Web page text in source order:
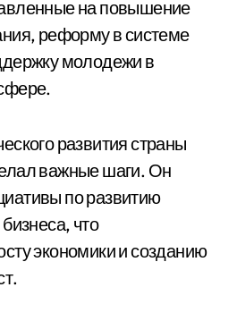
на повышение
реформу в системе
молодежи в
развития страны
важные шаги. Он
по развитию
что
экономики и созданию